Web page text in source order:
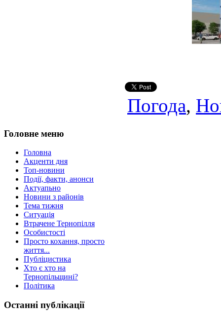
Погода,
Головне меню
Головна
Акценти дня
Топ-новини
Події, факти, анонси
Актуапьно
Новини з районів
Тема тижня
Ситуація
Втрачене Тернопілля
Особистості
Просто кохання, просто
життя...
Публіцистика
Хто є хто на
Тернопільщині?
Політика
Останні публікації